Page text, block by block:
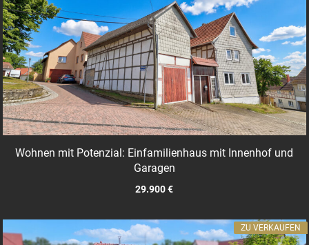
Wohnen mit Potenzial: Einfamilienhaus mit Innenhof und
Garagen
29.900 €
ZU VERKAUFEN